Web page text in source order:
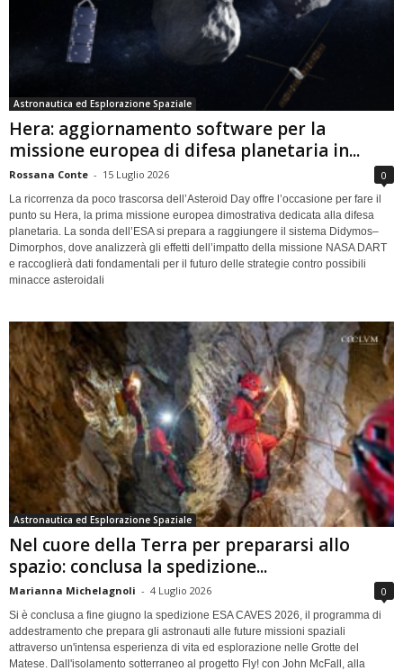
Astronautica ed Esplorazione Spaziale
Hera: aggiornamento software per la
missione europea di difesa planetaria in...
Rossana Conte - 15 Luglio 2026 0
La ricorrenza da poco trascorsa dell’Asteroid Day offre l’occasione per fare il
punto su Hera, la prima missione europea dimostrativa dedicata alla difesa
planetaria. La sonda dell’ESA si prepara a raggiungere il sistema Didymos–
Dimorphos, dove analizzerà gli effetti dell’impatto della missione NASA DART
e raccoglierà dati fondamentali per il futuro delle strategie contro possibili
minacce asteroidali
Astronautica ed Esplorazione Spaziale
Nel cuore della Terra per prepararsi allo
spazio: conclusa la spedizione...
Marianna Michelagnoli - 4 Luglio 2026 0
Si è conclusa a fine giugno la spedizione ESA CAVES 2026, il programma di
addestramento che prepara gli astronauti alle future missioni spaziali
attraverso un'intensa esperienza di vita ed esplorazione nelle Grotte del
Matese. Dall'isolamento sotterraneo al progetto Fly! con John McFall, alla